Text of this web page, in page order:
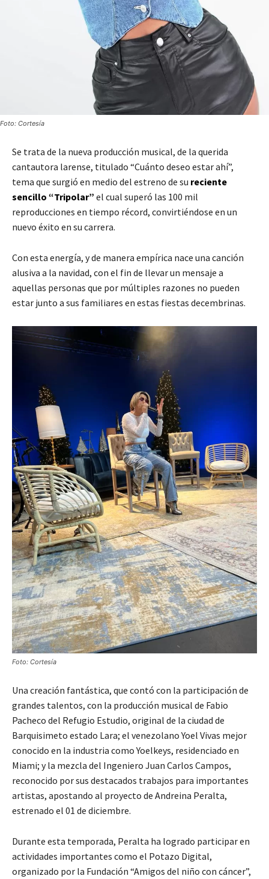
Foto: Cortesía
Se trata de la nueva producción musical, de la querida
cantautora larense, titulado “Cuánto deseo estar ahí”,
tema que surgió en medio del estreno de su reciente
sencillo “Tripolar” el cual superó las 100 mil
reproducciones en tiempo récord, convirtiéndose en un
nuevo éxito en su carrera.
Con esta energía, y de manera empírica nace una canción
alusiva a la navidad, con el fin de llevar un mensaje a
aquellas personas que por múltiples razones no pueden
estar junto a sus familiares en estas fiestas decembrinas.
Foto: Cortesía
Una creación fantástica, que contó con la participación de
grandes talentos, con la producción musical de Fabio
Pacheco del Refugio Estudio, original de la ciudad de
Barquisimeto estado Lara; el venezolano Yoel Vivas mejor
conocido en la industria como Yoelkeys, residenciado en
Miami; y la mezcla del Ingeniero Juan Carlos Campos,
reconocido por sus destacados trabajos para importantes
artistas, apostando al proyecto de Andreina Peralta,
estrenado el 01 de diciembre.
Durante esta temporada, Peralta ha logrado participar en
actividades importantes como el Potazo Digital,
organizado por la Fundación “Amigos del niño con cáncer”,